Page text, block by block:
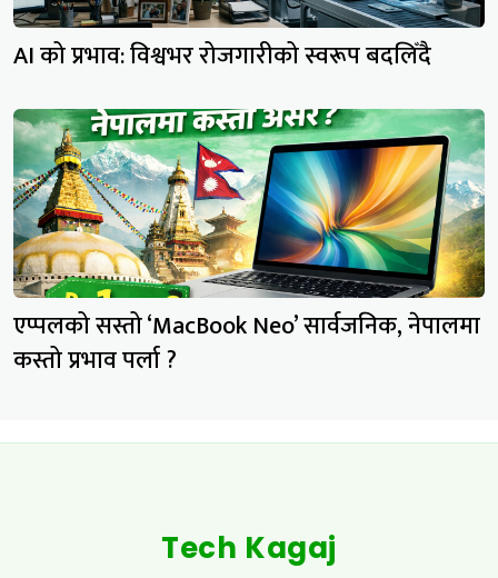
AI को प्रभाव: विश्वभर रोजगारीको स्वरूप बदलिँदै
एप्पलको सस्तो ‘MacBook Neo’ सार्वजनिक, नेपालमा
कस्तो प्रभाव पर्ला ?
Tech Kagaj